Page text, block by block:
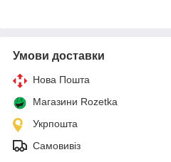
Умови доставки
Нова Пошта
Магазини Rozetka
Укрпошта
Самовивіз